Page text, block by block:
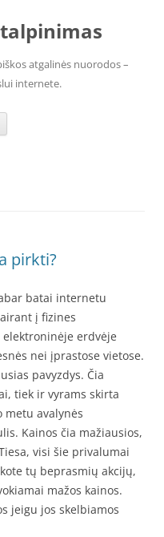
atgalinės nuorodos –
internete.
pirkti?
batai internetu
į fizines
erdvėje
nei įprastose vietose.
pavyzdys. Čia
tiek ir vyrams skirta
metu avalynės
Kainos čia mažiausios,
visi šie privalumai
tų beprasmių akcijų,
mažos kainos.
jeigu jos skelbiamos